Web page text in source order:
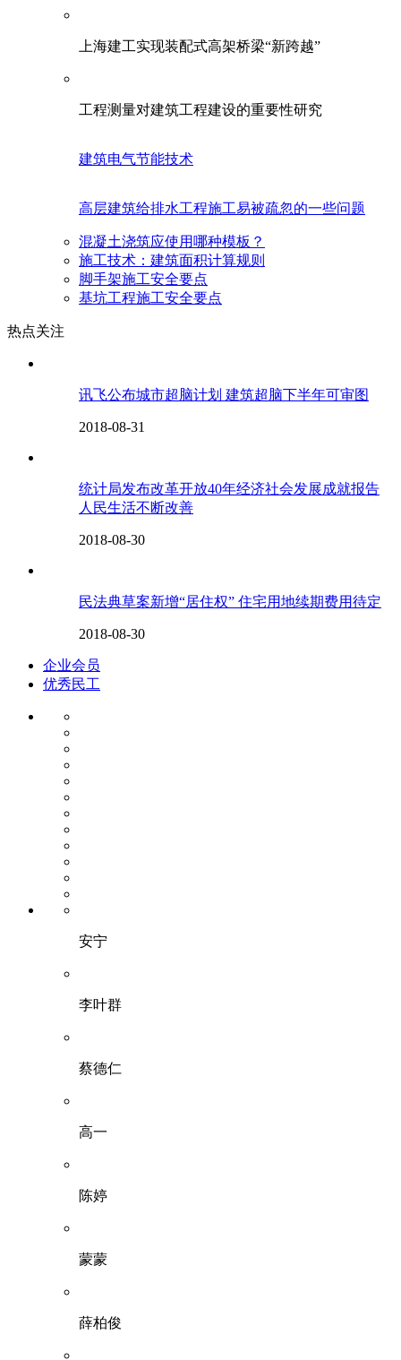
上海建工实现装配式高架桥梁“新跨越”
工程测量对建筑工程建设的重要性研究
建筑电气节能技术
高层建筑给排水工程施工易被疏忽的一些问题
混凝土浇筑应使用哪种模板？
施工技术：建筑面积计算规则
脚手架施工安全要点
基坑工程施工安全要点
热点关注
讯飞公布城市超脑计划 建筑超脑下半年可审图
2018-08-31
统计局发布改革开放40年经济社会发展成就报告
人民生活不断改善
2018-08-30
民法典草案新增“居住权” 住宅用地续期费用待定
2018-08-30
企业会员
优秀民工
安宁
李叶群
蔡德仁
高一
陈婷
蒙蒙
薛柏俊